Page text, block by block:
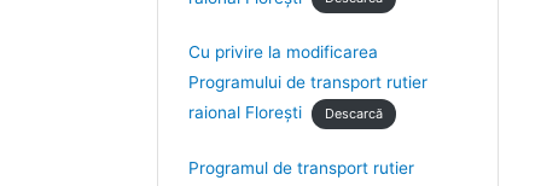
Cu privire la modificarea
Programului de transport rutier
raional Florești
Descarcă
Programul de transport rutier